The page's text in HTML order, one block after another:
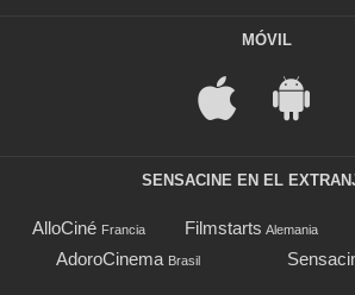
MÓVIL
SENSACINE EN EL
AlloCiné Francia Filmstarts Alemania
AdoroCinema Brasil